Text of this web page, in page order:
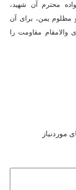
محترم آن شهید،
مظلوم یمن، برای آن
مقاومت را
موردنیاز